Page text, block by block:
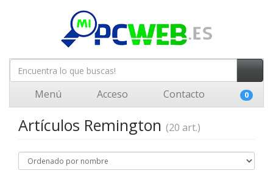
Menú Acceso Contacto 0
Artículos Remington (20 art.)